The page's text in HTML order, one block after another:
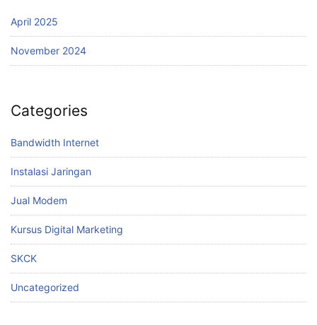
April 2025
November 2024
Categories
Bandwidth Internet
Instalasi Jaringan
Jual Modem
Kursus Digital Marketing
SKCK
Uncategorized